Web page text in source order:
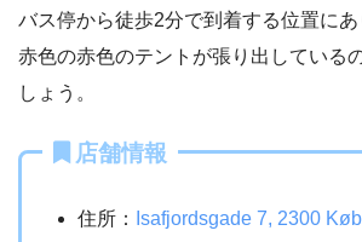
バス停から徒歩2分で到着する位置に
赤色の赤色のテントが張り出している
しょう。
店舗情報
住所：
Isafjordsgade 7, 2300